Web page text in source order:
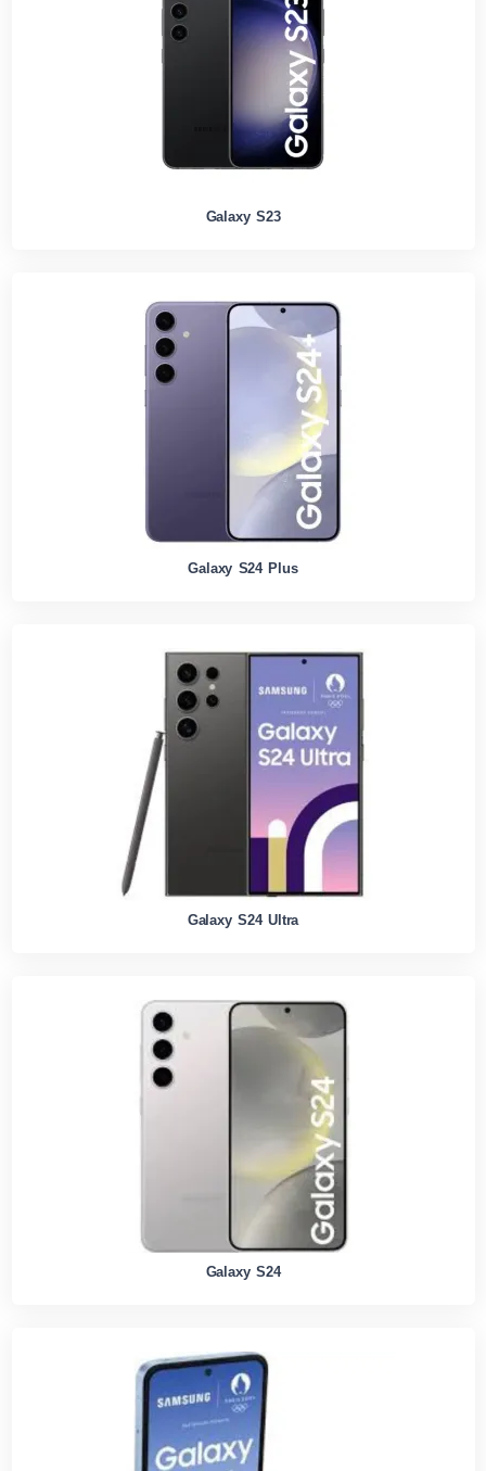
Galaxy S23
Galaxy S24 Plus
Galaxy S24 Ultra
Galaxy S24